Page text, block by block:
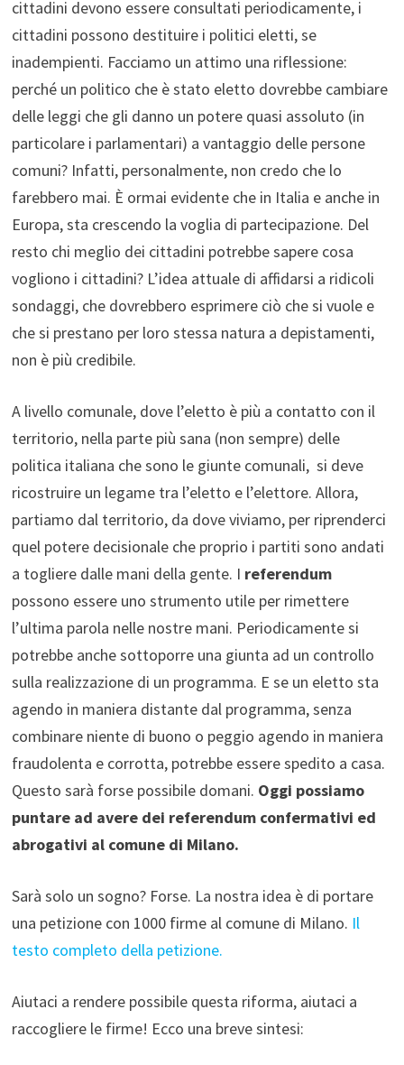
cittadini devono essere consultati periodicamente, i
cittadini possono destituire i politici eletti, se
inadempienti. Facciamo un attimo una riflessione:
perché un politico che è stato eletto dovrebbe cambiare
delle leggi che gli danno un potere quasi assoluto (in
particolare i parlamentari) a vantaggio delle persone
comuni? Infatti, personalmente, non credo che lo
farebbero mai. È ormai evidente che in Italia e anche in
Europa, sta crescendo la voglia di partecipazione. Del
resto chi meglio dei cittadini potrebbe sapere cosa
vogliono i cittadini? L’idea attuale di affidarsi a ridicoli
sondaggi, che dovrebbero esprimere ciò che si vuole e
che si prestano per loro stessa natura a depistamenti,
non è più credibile.
A livello comunale, dove l’eletto è più a contatto con il
territorio, nella parte più sana (non sempre) delle
politica italiana che sono le giunte comunali, si deve
ricostruire un legame tra l’eletto e l’elettore. Allora,
partiamo dal territorio, da dove viviamo, per riprenderci
quel potere decisionale che proprio i partiti sono andati
a togliere dalle mani della gente. I referendum
possono essere uno strumento utile per rimettere
l’ultima parola nelle nostre mani. Periodicamente si
potrebbe anche sottoporre una giunta ad un controllo
sulla realizzazione di un programma. E se un eletto sta
agendo in maniera distante dal programma, senza
combinare niente di buono o peggio agendo in maniera
fraudolenta e corrotta, potrebbe essere spedito a casa.
Questo sarà forse possibile domani. Oggi possiamo
puntare ad avere dei referendum confermativi ed
abrogativi al comune di Milano.
Sarà solo un sogno? Forse. La nostra idea è di portare
una petizione con 1000 firme al comune di Milano. Il
testo completo della petizione.
Aiutaci a rendere possibile questa riforma, aiutaci a
raccogliere le firme! Ecco una breve sintesi: